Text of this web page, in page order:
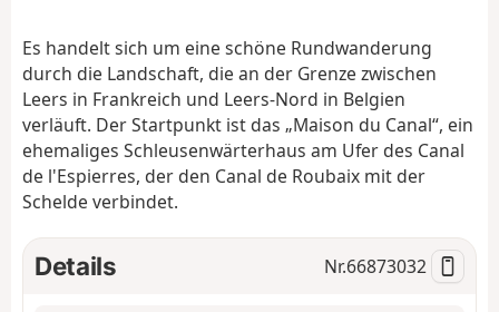
o
n
Es handelt sich um eine schöne Rundwanderung
durch die Landschaft, die an der Grenze zwischen
Leers in Frankreich und Leers-Nord in Belgien
verläuft. Der Startpunkt ist das „Maison du Canal“, ein
ehemaliges Schleusenwärterhaus am Ufer des Canal
de l'Espierres, der den Canal de Roubaix mit der
Schelde verbindet.
Details Nr.66873032